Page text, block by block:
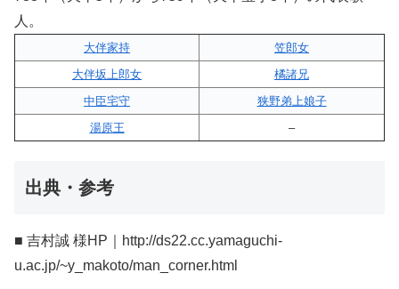
人。
大伴家持
笠郎女
大伴坂上郎女
橘諸兄
中臣宅守
狭野弟上娘子
湯原王
–
出典・参考
■ 吉村誠 様HP｜http://ds22.cc.yamaguchi-
u.ac.jp/~y_makoto/man_corner.html